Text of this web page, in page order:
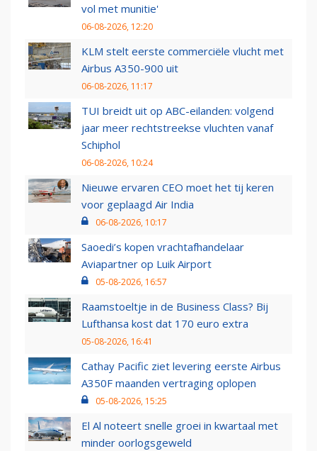
vol met munitie'
06-08-2026, 12:20
KLM stelt eerste commerciële vlucht met
Airbus A350-900 uit
06-08-2026, 11:17
TUI breidt uit op ABC-eilanden: volgend
jaar meer rechtstreekse vluchten vanaf
Schiphol
06-08-2026, 10:24
Nieuwe ervaren CEO moet het tij keren
voor geplaagd Air India
06-08-2026, 10:17
Saoedi’s kopen vrachtafhandelaar
Aviapartner op Luik Airport
05-08-2026, 16:57
Raamstoeltje in de Business Class? Bij
Lufthansa kost dat 170 euro extra
05-08-2026, 16:41
Cathay Pacific ziet levering eerste Airbus
A350F maanden vertraging oplopen
05-08-2026, 15:25
El Al noteert snelle groei in kwartaal met
minder oorlogsgeweld